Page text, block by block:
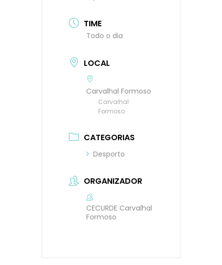
TIME
Todo o dia
LOCAL
Carvalhal Formoso
Carvalhal
Formoso
CATEGORIAS
Desporto
ORGANIZADOR
CECURDE Carvalhal
Formoso